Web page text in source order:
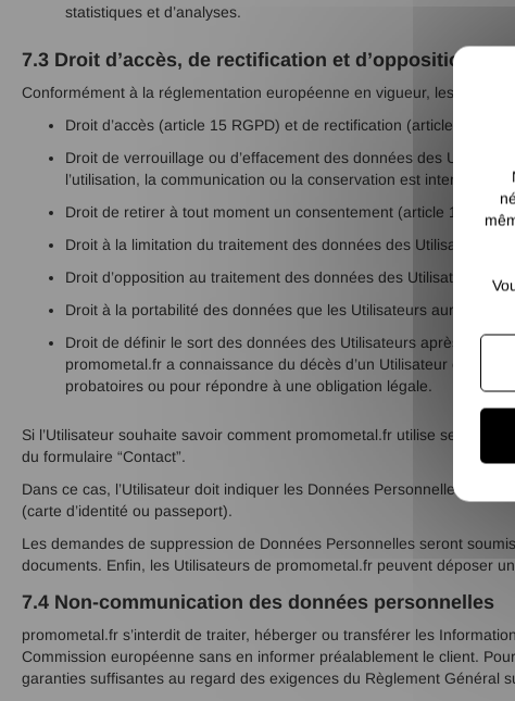
statistiques et d’analyses.
7.3 Droit d’accès, de rectification et d’opposition
Conformément à la réglementation européenne en vigueur, les
Droit d’accès (article 15 RGPD) et de rectification (article 16
Droit de verrouillage ou d’effacement des données des
l’utilisation, la communication ou la conservation est interdite ;
Droit de retirer à tout moment un consentement (article 13-2c
Droit à la limitation du traitement des données des Utilisateurs
Droit d’opposition au traitement des données des Utilisateurs
Droit à la portabilité des données que les Utilisateurs auront
Droit de définir le sort des données des Utilisateurs après leur
promometal.fr a connaissance du décès d’un Utilisateur et à
probatoires ou pour répondre à une obligation légale.
Si l’Utilisateur souhaite savoir comment promometal.fr utilise ses
du formulaire “Contact”.
Dans ce cas, l’Utilisateur doit indiquer les Données Personnelles qu’il
(carte d’identité ou passeport).
Les demandes de suppression de Données Personnelles seront
documents. Enfin, les Utilisateurs de promometal.fr peuvent déposer
7.4 Non-communication des données personnelles
promometal.fr s’interdit de traiter, héberger ou transférer les
Commission européenne sans en informer préalablement le client.
garanties suffisantes au regard des exigences du Règlement Général